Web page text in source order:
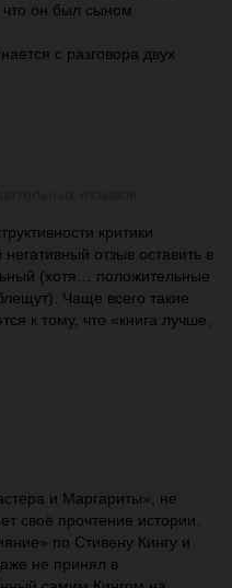
что он был сыном
с разговора двух
критики
отзыв оставить в
(хотя… положительные
Чаще всего такие
к тому, что «книга лучше,
и Маргариты», не
своё прочтение истории.
по Стивену Кингу и
не принял в